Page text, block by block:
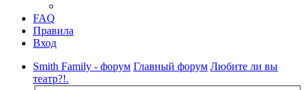
FAQ
Правила
Вход
Smith Family - форум Главный форум Любите ли вы
театр?!.